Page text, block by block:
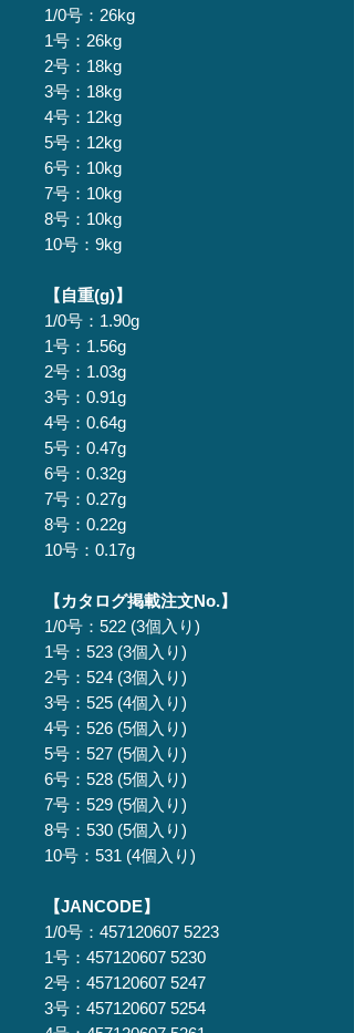
1/0号：26kg
1号：26kg
2号：18kg
3号：18kg
4号：12kg
5号：12kg
6号：10kg
7号：10kg
8号：10kg
10号：9kg
【自重(g)】
1/0号：1.90g
1号：1.56g
2号：1.03g
3号：0.91g
4号：0.64g
5号：0.47g
6号：0.32g
7号：0.27g
8号：0.22g
10号：0.17g
【カタログ掲載注文No.】
1/0号：522 (3個入り)
1号：523 (3個入り)
2号：524 (3個入り)
3号：525 (4個入り)
4号：526 (5個入り)
5号：527 (5個入り)
6号：528 (5個入り)
7号：529 (5個入り)
8号：530 (5個入り)
10号：531 (4個入り)
【JANCODE】
1/0号：457120607 5223
1号：457120607 5230
2号：457120607 5247
3号：457120607 5254